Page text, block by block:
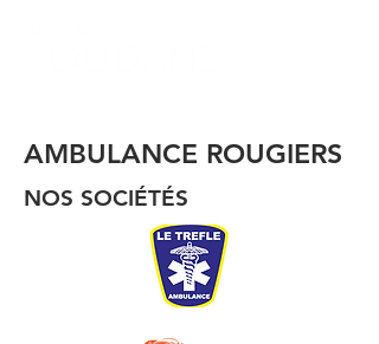
AMBULANCE ROUGIERS
NOS SOCIÉTÉS